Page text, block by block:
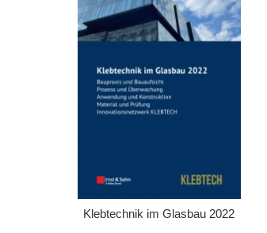
Klebtechnik im Glasbau 2022